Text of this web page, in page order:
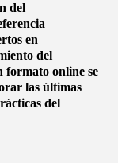
del
en
del
formato online se
las últimas
del